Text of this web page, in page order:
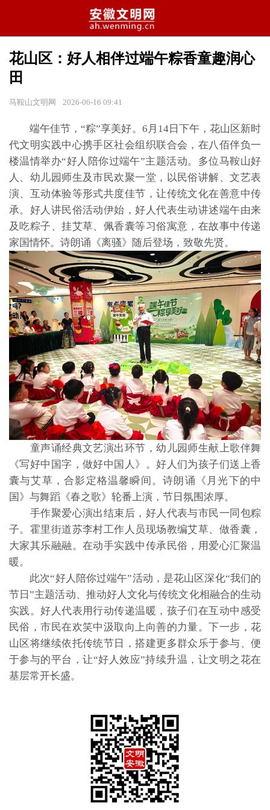
花山区：好人相伴过端午粽香童趣润心
田
马鞍山文明网 2026-06-16 09:41
端午佳节，“粽”享美好。6月14日下午，花山区新时
代文明实践中心携手区社会组织联合会，在八佰伴负一
楼温情举办“好人陪你过端午”主题活动。多位马鞍山好
人、幼儿园师生及市民欢聚一堂，以民俗讲解、文艺表
演、互动体验等形式共度佳节，让传统文化在善意中传
承。好人讲民俗活动伊始，好人代表生动讲述端午由来
及吃粽子、挂艾草、佩香囊等习俗寓意，在故事中传递
家国情怀。诗朗诵《离骚》随后登场，致敬先贤。
童声诵经典文艺演出环节，幼儿园师生献上歌伴舞
《写好中国字，做好中国人》。好人们为孩子们送上香
囊与艾草，合影定格温馨瞬间。诗朗诵《月光下的中
国》与舞蹈《春之歌》轮番上演，节日氛围浓厚。
手作聚爱心演出结束后，好人代表与市民一同包粽
子。霍里街道苏李村工作人员现场教编艾草、做香囊，
大家其乐融融。在动手实践中传承民俗，用爱心汇聚温
暖。
此次“好人陪你过端午”活动，是花山区深化“我们的
节日”主题活动、推动好人文化与传统文化相融合的生动
实践。好人代表用行动传递温暖，孩子们在互动中感受
民俗，市民在欢笑中汲取向上向善的力量。下一步，花
山区将继续依托传统节日，搭建更多群众乐于参与、便
于参与的平台，让“好人效应”持续升温，让文明之花在
基层常开长盛。